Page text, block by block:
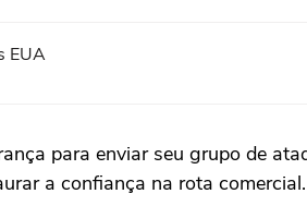
EUA
para enviar seu grupo de
a confiança na ‌rota comercial.